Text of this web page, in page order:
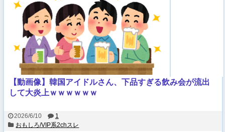
【動画像】韓国アイドルさん、下品すぎる飲み会が流出
して大炎上ｗｗｗｗｗｗ
2026/6/10
1
おもしろ/VIP系2chスレ